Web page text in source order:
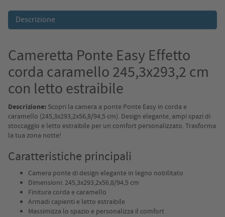
Descrizione
Cameretta Ponte Easy Effetto
corda caramello 245,3x293,2 cm
con letto estraibile
Descrizione: Scopri la camera a ponte Ponte Easy in corda e
caramello (245,3x293,2x56,8/94,5 cm). Design elegante, ampi spazi di
stoccaggio e letto estraibile per un comfort personalizzato. Trasforma
la tua zona notte!
Caratteristiche principali
Camera ponte di design elegante in legno nobilitato
Dimensioni: 245,3x293,2x56,8/94,5 cm
Finitura corda e caramello
Armadi capienti e letto estraibile
Massimizza lo spazio e personalizza il comfort